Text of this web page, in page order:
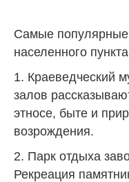
Самые популярные
населенного
1. Краеведческий
залов
этносе, быте и
возрождения.
2. Парк отдыха
Рекреация